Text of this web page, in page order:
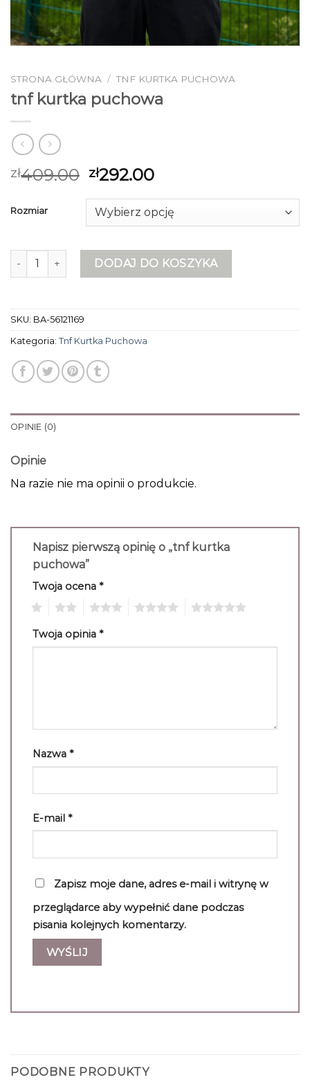
STRONA GŁÓWNA / TNF KURTKA PUCHOWA
tnf kurtka puchowa
zł409.00 zł292.00
Rozmiar
ilość tnf kurtka puchowaDODAJ DO KOSZYKA
SKU: BA-56121169
Kategoria: Tnf Kurtka Puchowa
OPINIE (0)
Opinie
Na razie nie ma opinii o produkcie.
Napisz pierwszą opinię o „tnf kurtka
puchowa”
Twoja ocena *
Twoja opinia *
Nazwa *
E-mail *
Zapisz moje dane, adres e-mail i witrynę w
przeglądarce aby wypełnić dane podczas
pisania kolejnych komentarzy.
PODOBNE PRODUKTY